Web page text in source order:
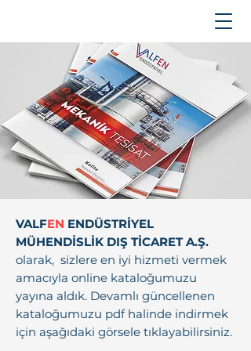
VALFEN ENDÜSTRİYEL
MÜHENDİSLİK DIŞ TİCARET A.Ş.
olarak, sizlere en iyi hizmeti vermek
amacıyla online kataloğumuzu
yayına aldık. Devamlı güncellenen
kataloğumuzu pdf halinde indirmek
için aşağıdaki görsele tıklayabilirsiniz.